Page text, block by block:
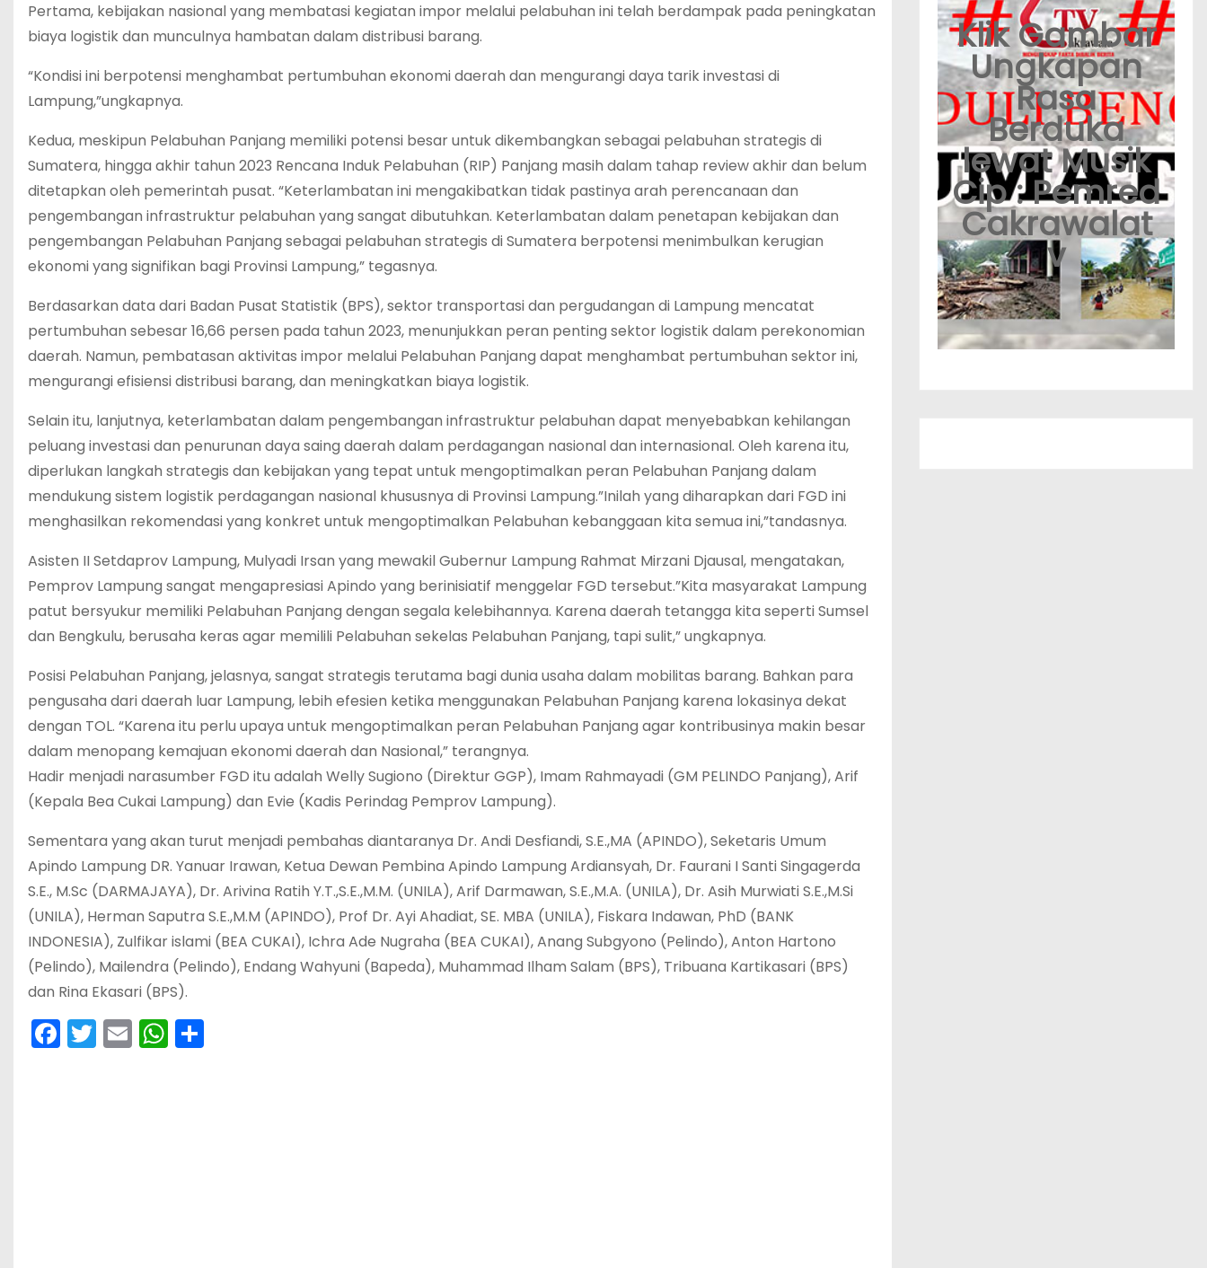
Pertama, kebijakan nasional yang membatasi kegiatan impor melalui pelabuhan ini telah berdampak pada peningkatan
biaya logistik dan munculnya hambatan dalam distribusi barang.
“Kondisi ini berpotensi menghambat pertumbuhan ekonomi daerah dan mengurangi daya tarik investasi di
Lampung,”ungkapnya.
Kedua, meskipun Pelabuhan Panjang memiliki potensi besar untuk dikembangkan sebagai pelabuhan strategis di
Sumatera, hingga akhir tahun 2023 Rencana Induk Pelabuhan (RIP) Panjang masih dalam tahap review akhir dan belum
ditetapkan oleh pemerintah pusat. “Keterlambatan ini mengakibatkan tidak pastinya arah perencanaan dan
pengembangan infrastruktur pelabuhan yang sangat dibutuhkan. Keterlambatan dalam penetapan kebijakan dan
pengembangan Pelabuhan Panjang sebagai pelabuhan strategis di Sumatera berpotensi menimbulkan kerugian
ekonomi yang signifikan bagi Provinsi Lampung,” tegasnya.
Berdasarkan data dari Badan Pusat Statistik (BPS), sektor transportasi dan pergudangan di Lampung mencatat
pertumbuhan sebesar 16,66 persen pada tahun 2023, menunjukkan peran penting sektor logistik dalam perekonomian
daerah. Namun, pembatasan aktivitas impor melalui Pelabuhan Panjang dapat menghambat pertumbuhan sektor ini,
mengurangi efisiensi distribusi barang, dan meningkatkan biaya logistik.
Selain itu, lanjutnya, keterlambatan dalam pengembangan infrastruktur pelabuhan dapat menyebabkan kehilangan
peluang investasi dan penurunan daya saing daerah dalam perdagangan nasional dan internasional. Oleh karena itu,
diperlukan langkah strategis dan kebijakan yang tepat untuk mengoptimalkan peran Pelabuhan Panjang dalam
mendukung sistem logistik perdagangan nasional khususnya di Provinsi Lampung.”Inilah yang diharapkan dari FGD ini
menghasilkan rekomendasi yang konkret untuk mengoptimalkan Pelabuhan kebanggaan kita semua ini,”tandasnya.
Asisten II Setdaprov Lampung, Mulyadi Irsan yang mewakil Gubernur Lampung Rahmat Mirzani Djausal, mengatakan,
Pemprov Lampung sangat mengapresiasi Apindo yang berinisiatif menggelar FGD tersebut.”Kita masyarakat Lampung
patut bersyukur memiliki Pelabuhan Panjang dengan segala kelebihannya. Karena daerah tetangga kita seperti Sumsel
dan Bengkulu, berusaha keras agar memilili Pelabuhan sekelas Pelabuhan Panjang, tapi sulit,” ungkapnya.
Posisi Pelabuhan Panjang, jelasnya, sangat strategis terutama bagi dunia usaha dalam mobilitas barang. Bahkan para
pengusaha dari daerah luar Lampung, lebih efesien ketika menggunakan Pelabuhan Panjang karena lokasinya dekat
dengan TOL. “Karena itu perlu upaya untuk mengoptimalkan peran Pelabuhan Panjang agar kontribusinya makin besar
dalam menopang kemajuan ekonomi daerah dan Nasional,” terangnya.
Hadir menjadi narasumber FGD itu adalah Welly Sugiono (Direktur GGP), Imam Rahmayadi (GM PELINDO Panjang), Arif
(Kepala Bea Cukai Lampung) dan Evie (Kadis Perindag Pemprov Lampung).
Sementara yang akan turut menjadi pembahas diantaranya Dr. Andi Desfiandi, S.E.,MA (APINDO), Seketaris Umum
Apindo Lampung DR. Yanuar Irawan, Ketua Dewan Pembina Apindo Lampung Ardiansyah, Dr. Faurani I Santi Singagerda
S.E., M.Sc (DARMAJAYA), Dr. Arivina Ratih Y.T.,S.E.,M.M. (UNILA), Arif Darmawan, S.E.,M.A. (UNILA), Dr. Asih Murwiati S.E.,M.Si
(UNILA), Herman Saputra S.E.,M.M (APINDO), Prof Dr. Ayi Ahadiat, SE. MBA (UNILA), Fiskara Indawan, PhD (BANK
INDONESIA), Zulfikar islami (BEA CUKAI), Ichra Ade Nugraha (BEA CUKAI), Anang Subgyono (Pelindo), Anton Hartono
(Pelindo), Mailendra (Pelindo), Endang Wahyuni (Bapeda), Muhammad Ilham Salam (BPS), Tribuana Kartikasari (BPS)
dan Rina Ekasari (BPS).
F T E W
Klik Gambar
Ungkapan
Rasa
Berduka
lewat Musik
Cip : Pemred
Cakrawalat
v